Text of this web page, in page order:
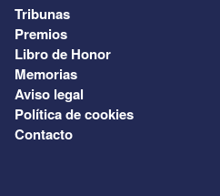
Tribunas
Premios
Libro de Honor
Memorias
Aviso legal
Política de cookies
Contacto